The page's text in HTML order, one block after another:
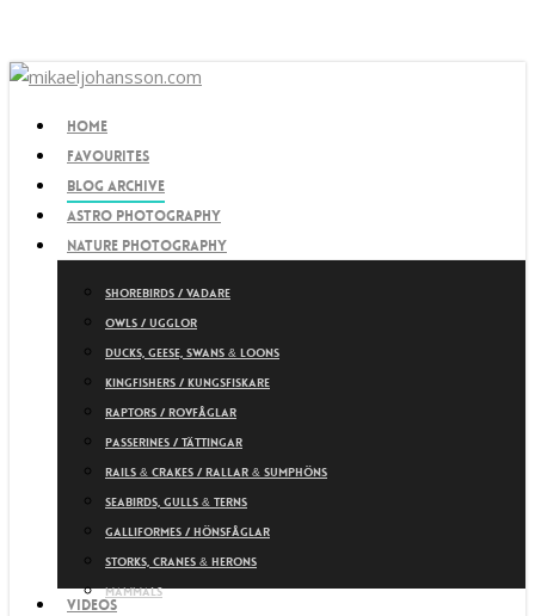
main
search
Menu
Home
Favourites
Blog archive
Astro photography
Nature photography
Shorebirds / Vadare
Owls / Ugglor
Ducks, Geese, Swans & Loons
Kingfishers / Kungsfiskare
Raptors / Rovfåglar
Passerines / Tättingar
Rails & Crakes / Rallar & Sumphöns
Seabirds, Gulls & Terns
Galliformes / Hönsfåglar
Storks, cranes & herons
Mammals
Videos